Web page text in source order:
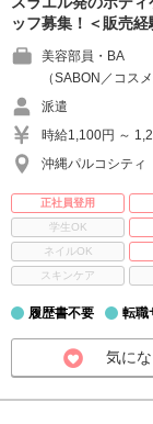
ッフ募集！＜販売
美容部員・BA
（SABON／コス
派遣
時給1,100円 ～
沖縄パルコシティ
正社員登用
学生OK
ネイルOK
スキンケア
履歴書不要 転職
気に